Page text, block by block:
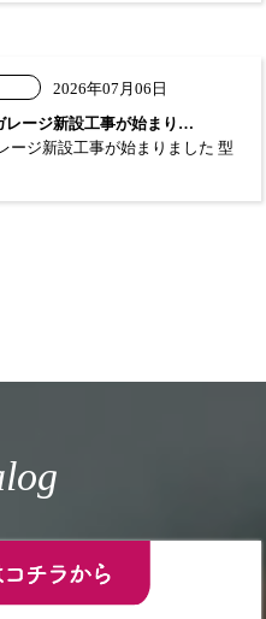
2026年07月06日
ージ新設工事が始まり…
ジ新設工事が始まりました 型